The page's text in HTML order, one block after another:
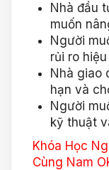
Nhà đầu
muốn
Người
rủi ro
Nhà giao
hạn và
Người
kỹ thuật
Khóa Học
Cùng Nam